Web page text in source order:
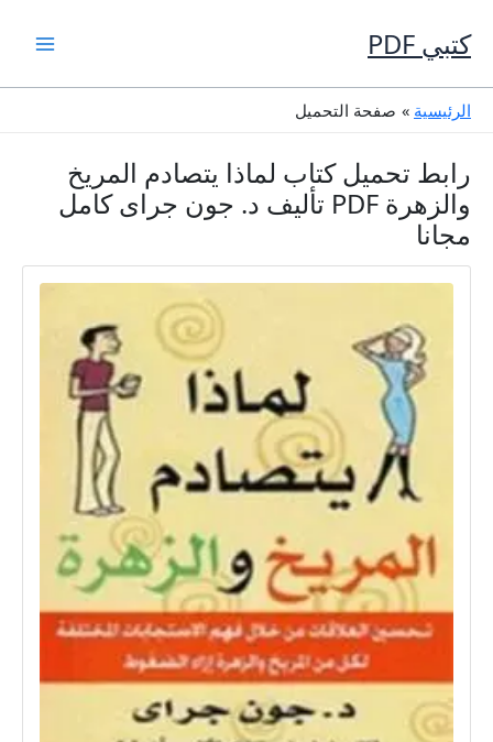
إلى
المحتوى
كتبي PDF
الرئيسية صفحة التحميل
رابط تحميل كتاب لماذا يتصادم المريخ
والزهرة PDF تأليف د. جون جراى كامل
مجانا